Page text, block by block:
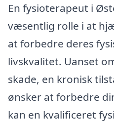
En fysioterapeut i
væsentlig rolle i at
at forbedre deres
livskvalitet. Uanset
skade, en kronisk
ønsker at forbedre
kan en kvalificeret